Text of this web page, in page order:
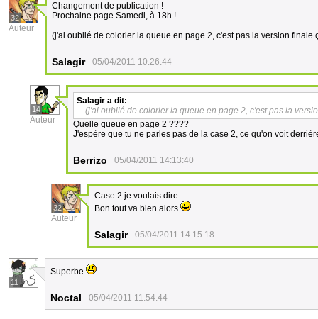
32
Auteur
Changement de publication !
Prochaine page Samedi, à 18h !
(j'ai oublié de colorier la queue en page 2, c'est pas la version finale
Salagir 05/04/2011 10:26:44
14
Auteur
Salagir a dit:
(j'ai oublié de colorier la queue en page 2, c'est pas la
Quelle queue en page 2 ????
J'espère que tu ne parles pas de la case 2, ce qu'on voit
Berrizo 05/04/2011 14:13:40
32
Auteur
Case 2 je voulais dire.
Bon tout va bien alors
Salagir 05/04/2011 14:15:18
11
Superbe
Noctal 05/04/2011 11:54:44